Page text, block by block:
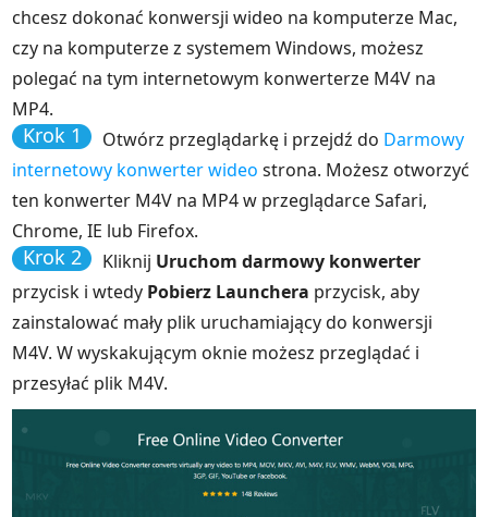
chcesz dokonać konwersji wideo na komputerze Mac,
czy na komputerze z systemem Windows, możesz
polegać na tym internetowym konwerterze M4V na
MP4.
Krok 1 Otwórz przeglądarkę i przejdź do Darmowy
internetowy konwerter wideo strona. Możesz otworzyć
ten konwerter M4V na MP4 w przeglądarce Safari,
Chrome, IE lub Firefox.
Krok 2 Kliknij Uruchom darmowy konwerter
przycisk i wtedy Pobierz Launchera przycisk, aby
zainstalować mały plik uruchamiający do konwersji
M4V. W wyskakującym oknie możesz przeglądać i
przesyłać plik M4V.